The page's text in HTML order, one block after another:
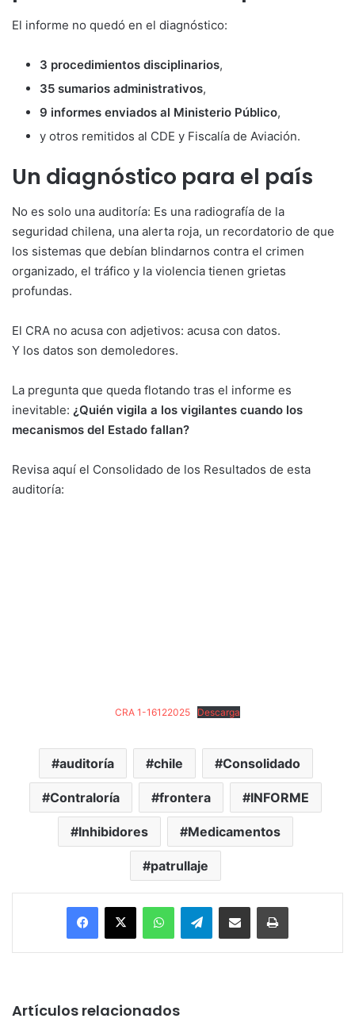
El informe no quedó en el diagnóstico:
3 procedimientos disciplinarios,
35 sumarios administrativos,
9 informes enviados al Ministerio Público,
y otros remitidos al CDE y Fiscalía de Aviación.
Un diagnóstico para el país
No es solo una auditoría: Es una radiografía de la
seguridad chilena, una alerta roja, un recordatorio de que
los sistemas que debían blindarnos contra el crimen
organizado, el tráfico y la violencia tienen grietas
profundas.
El CRA no acusa con adjetivos: acusa con datos.
Y los datos son demoledores.
La pregunta que queda flotando tras el informe es
inevitable: ¿Quién vigila a los vigilantes cuando los
mecanismos del Estado fallan?
Revisa aquí el Consolidado de los Resultados de esta
auditoría:
CRA 1-16122025 Descarga
auditoría chile Consolidado
Contraloría frontera INFORME
Inhibidores Medicamentos
patrullaje
Facebook
X WhatsAppTelegramEnviar vía email Imprimir
Artículos relacionados